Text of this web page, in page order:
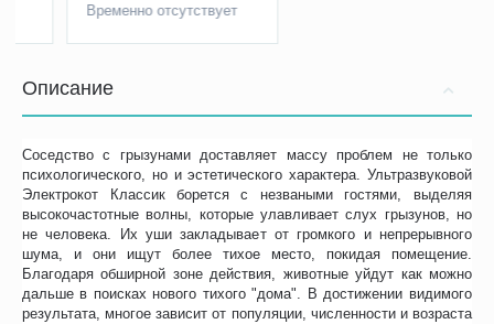
Временно отсутствует
Описание
Соседство с грызунами доставляет массу проблем не только
психологического, но и эстетического характера. Ультразвуковой
Электрокот Классик борется с незваными гостями, выделяя
высокочастотные волны, которые улавливает слух грызунов, но
не человека. Их уши закладывает от громкого и непрерывного
шума, и они ищут более тихое место, покидая помещение.
Благодаря обширной зоне действия, животные уйдут как можно
дальше в поисках нового тихого "дома". В достижении видимого
результата, многое зависит от популяции, численности и возраста